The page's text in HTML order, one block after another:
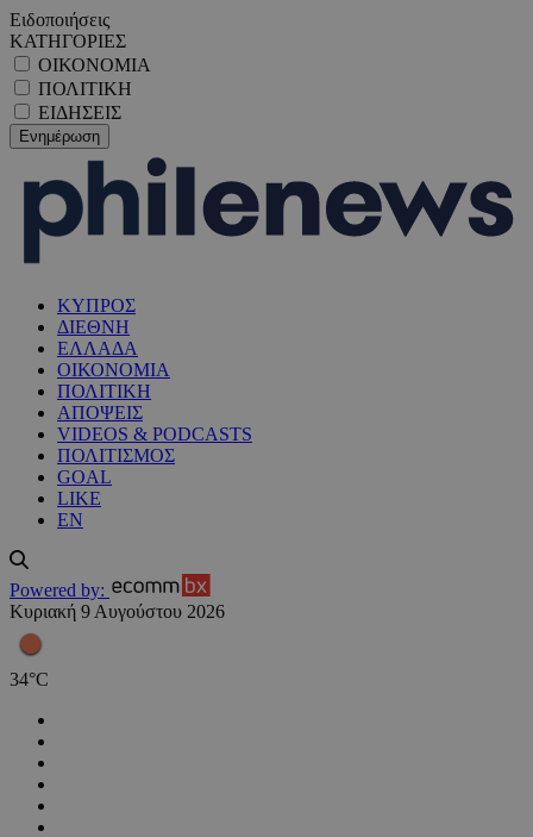
Ειδοποιήσεις
ΚΑΤΗΓΟΡΙΕΣ
ΟΙΚΟΝΟΜΙΑ
ΠΟΛΙΤΙΚΗ
ΕΙΔΗΣΕΙΣ
ΚΥΠΡΟΣ
ΔΙΕΘΝΗ
ΕΛΛΑΔΑ
ΟΙΚΟΝΟΜΙΑ
ΠΟΛΙΤΙΚΗ
ΑΠΟΨΕΙΣ
VIDEOS & PODCASTS
ΠΟΛΙΤΙΣΜΟΣ
GOAL
LIKE
EN
Powered by:
Κυριακή 9 Αυγούστου 2026
34°C